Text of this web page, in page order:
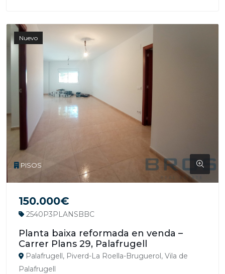
Nuevo
PISOS
150.000€
2540P3PLANSBBC
Planta baixa reformada en venda –
Carrer Plans 29, Palafrugell
Palafrugell, Piverd-La Roella-Bruguerol, Vila de
Palafrugell